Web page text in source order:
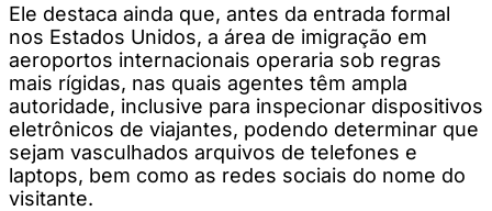
Ele destaca ainda que, antes da entrada formal
nos Estados Unidos, a área de imigração em
aeroportos internacionais operaria sob regras
mais rígidas, nas quais agentes têm ampla
autoridade, inclusive para inspecionar dispositivos
eletrônicos de viajantes, podendo determinar que
sejam vasculhados arquivos de telefones e
laptops, bem como as redes sociais do nome do
visitante.